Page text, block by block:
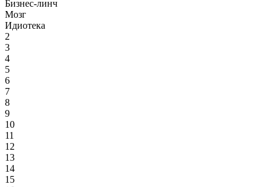
Бизнес-линч
Мозг
Идиотека
2
3
4
5
6
7
8
9
10
11
12
13
14
15